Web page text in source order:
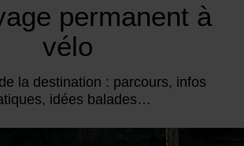
permanent à
vélo
la destination : parcours, infos
idées balades…